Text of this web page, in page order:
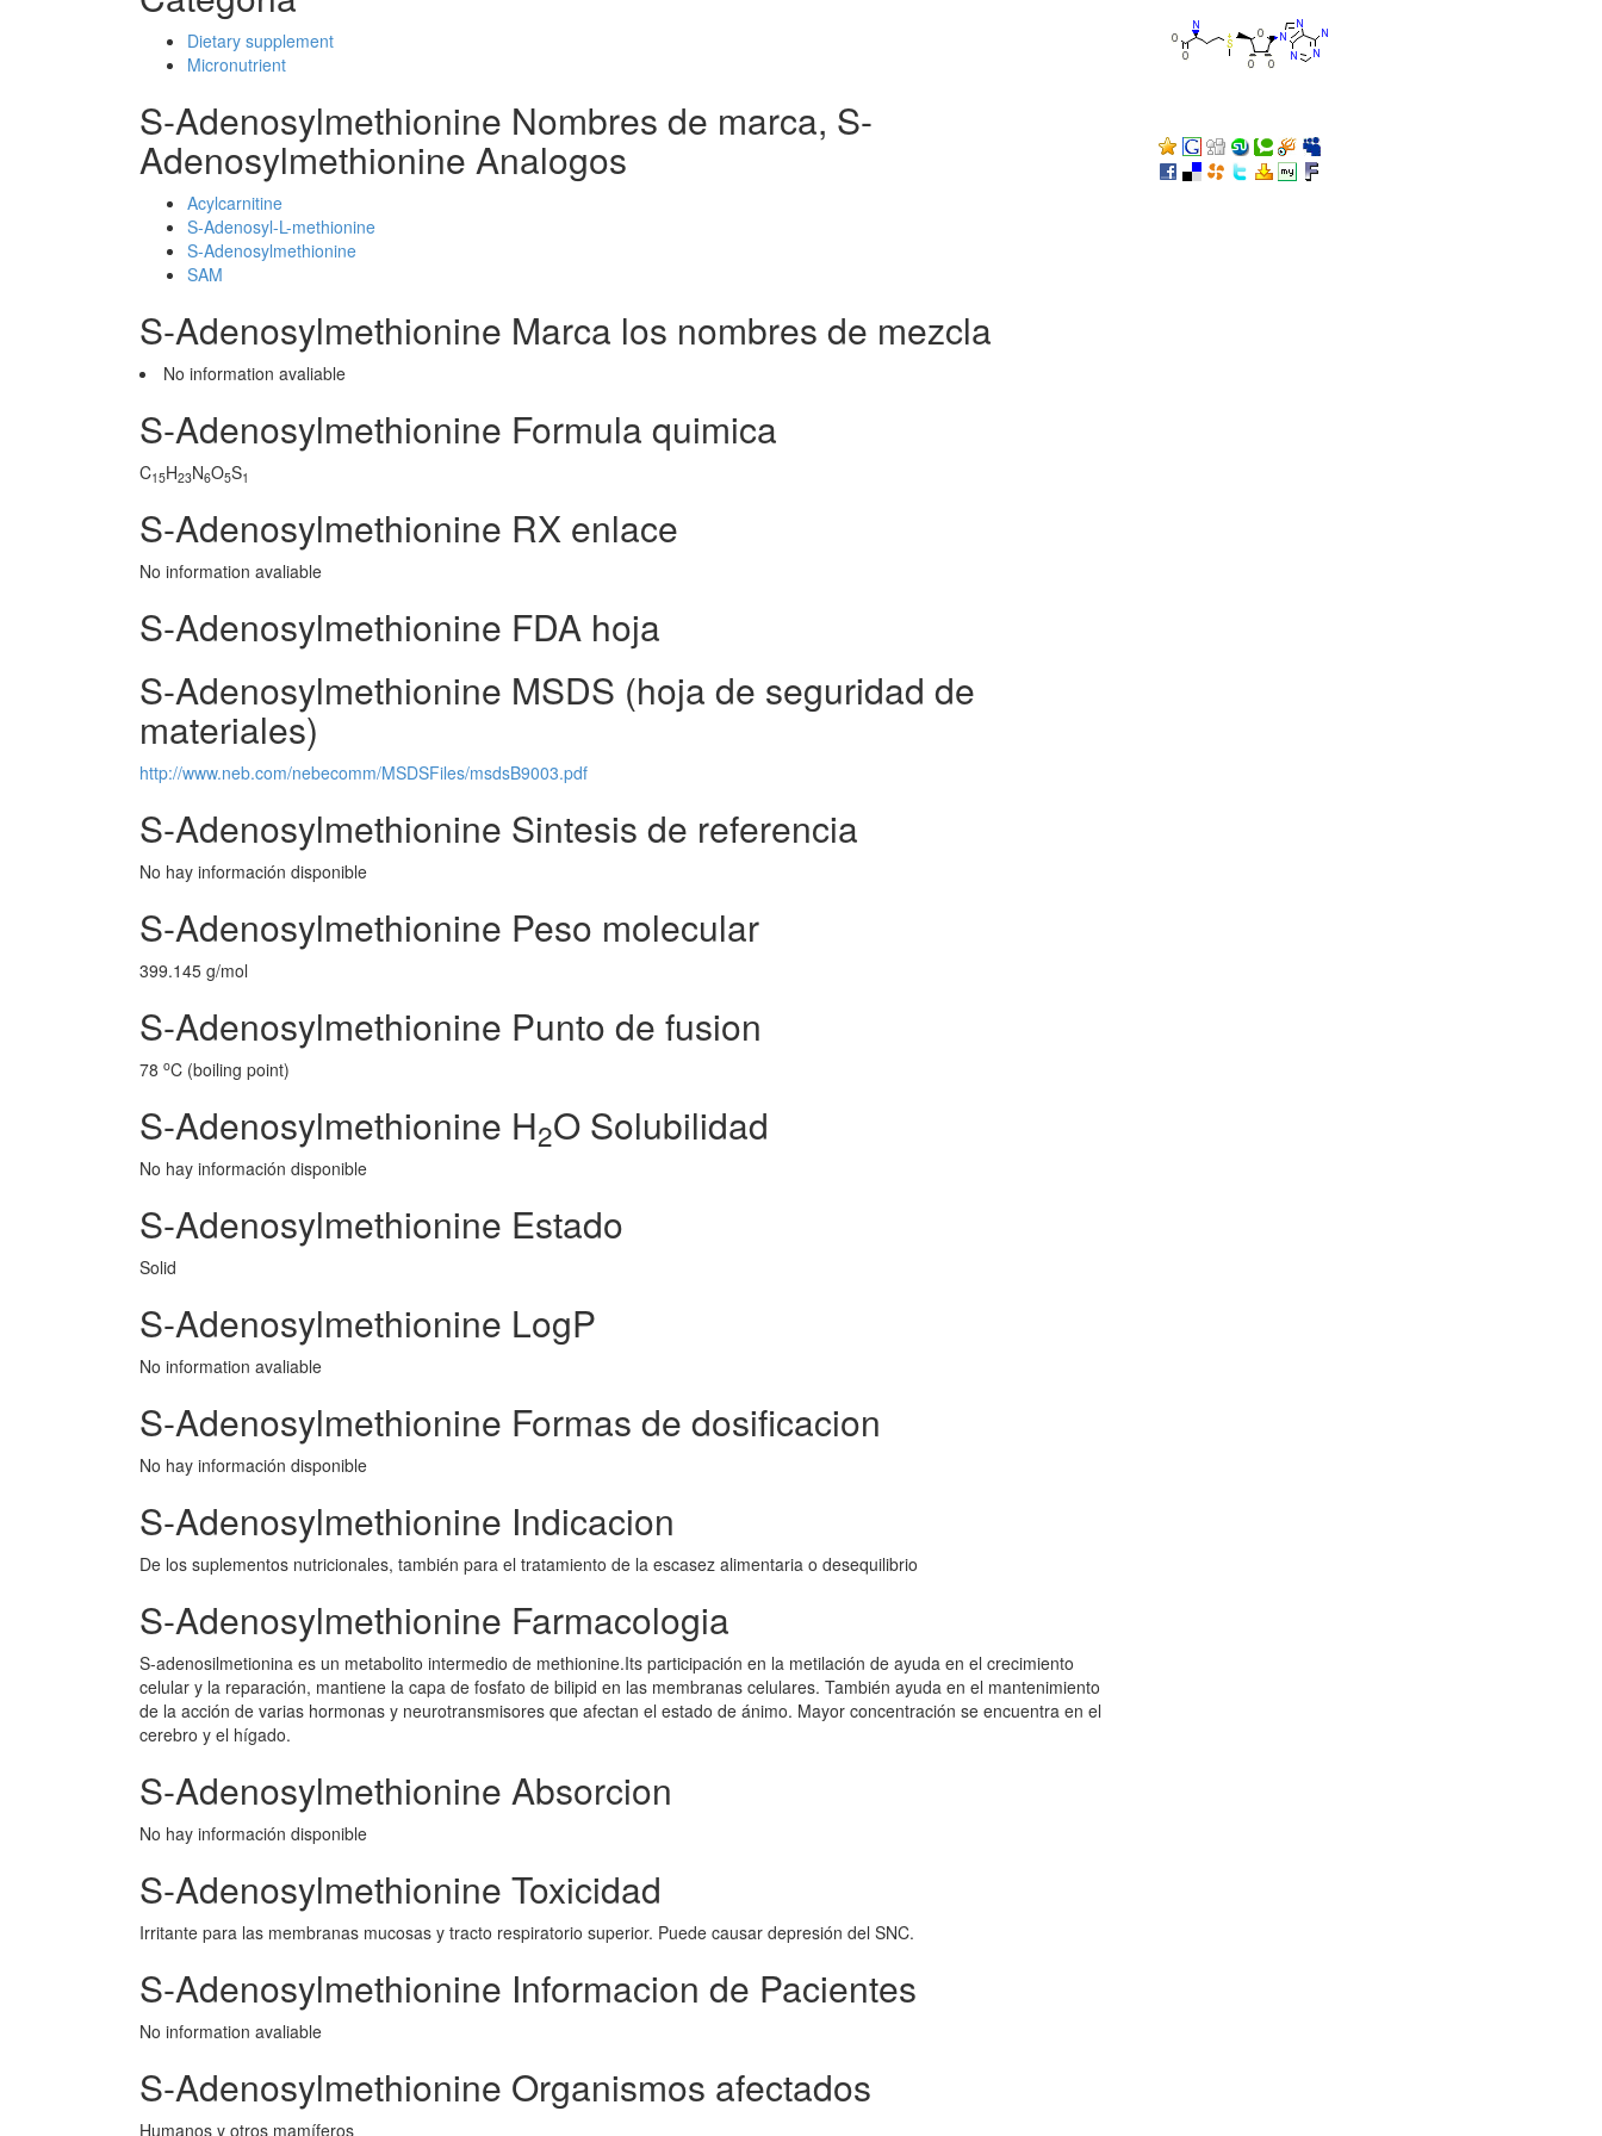
Dietary supplement
Micronutrient
S-Adenosylmethionine Nombres de marca, S-
Adenosylmethionine Analogos
Acylcarnitine
S-Adenosyl-L-methionine
S-Adenosylmethionine
SAM
S-Adenosylmethionine Marca los nombres de mezcla
No information avaliable
S-Adenosylmethionine Formula quimica
C15H23N6O5S1
S-Adenosylmethionine RX enlace
No information avaliable
S-Adenosylmethionine FDA hoja
S-Adenosylmethionine MSDS (hoja de seguridad de
materiales)
http://www.neb.com/nebecomm/MSDSFiles/msdsB9003.pdf
S-Adenosylmethionine Sintesis de referencia
No hay información disponible
S-Adenosylmethionine Peso molecular
399.145 g/mol
S-Adenosylmethionine Punto de fusion
78 oC (boiling point)
S-Adenosylmethionine H2O Solubilidad
No hay información disponible
S-Adenosylmethionine Estado
Solid
S-Adenosylmethionine LogP
No information avaliable
S-Adenosylmethionine Formas de dosificacion
No hay información disponible
S-Adenosylmethionine Indicacion
De los suplementos nutricionales, también para el tratamiento de la escasez alimentaria o desequilibrio
S-Adenosylmethionine Farmacologia
S-adenosilmetionina es un metabolito intermedio de methionine.Its participación en la metilación de ayuda en el crecimiento
celular y la reparación, mantiene la capa de fosfato de bilipid en las membranas celulares. También ayuda en el mantenimiento
de la acción de varias hormonas y neurotransmisores que afectan el estado de ánimo. Mayor concentración se encuentra en el
cerebro y el hígado.
S-Adenosylmethionine Absorcion
No hay información disponible
S-Adenosylmethionine Toxicidad
Irritante para las membranas mucosas y tracto respiratorio superior. Puede causar depresión del SNC.
S-Adenosylmethionine Informacion de Pacientes
No information avaliable
S-Adenosylmethionine Organismos afectados
Humanos y otros mamíferos